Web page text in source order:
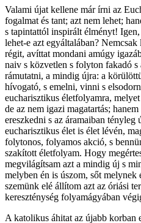
Valami újat kellene már írni az
fogalmat és tant; azt nem lehet;
s tapintattól inspirált élményt!
lehet-e azt egyáltalában?
régit, avíttat mondani amúgy
naiv s közvetlen s folyton fakadó s
rámutatni, a mindig újra: a
hívogató, s emelni, vinni s
eucharisztikus életfolyamra,
de az nem igazi magatartás;
ereszkedni s az áramaiban
eucharisztikus élet is élet lévén,
folytonos, folyamos akció, s
szakított életfolyam. Hogy
megvilágítsam azt a mindig új s
melyben én is úszom, sőt
szemünk elé állítom azt az óriási
kereszténység folyamágyában
A katolikus áhitat az újabb korban